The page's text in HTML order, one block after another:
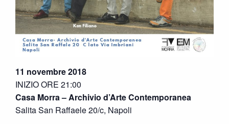
11 novembre 2018
INIZIO ORE 21:00
Casa Morra – Archivio d’Arte Contemporanea
Salita San Raffaele 20/c, Napoli